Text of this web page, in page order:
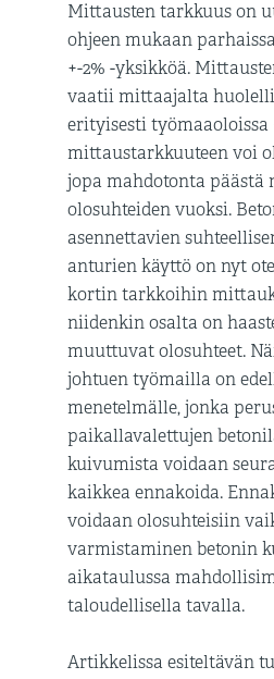
Mittausten tarkkuus on
ohjeen mukaan
+-2% -yksikköä.
vaatii mittaajalta
erityisesti työmaaoloissa
mittaustarkkuuteen voi
jopa mahdotonta päästä
olosuhteiden vuoksi.
asennettavien
anturien käyttö on nyt
kortin tarkkoihin
niidenkin osalta on
muuttuvat olosuhteet.
johtuen työmailla on
menetelmälle, jonka
paikallavalettujen
kuivumista voidaan
kaikkea ennakoida.
voidaan olosuhteisiin
varmistaminen betonin
aikataulussa
taloudellisella tavalla.
Artikkelissa esiteltävän